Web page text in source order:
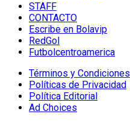
STAFF
CONTACTO
Escribe en Bolavip
RedGol
Futbolcentroamerica
Términos y Condiciones
Políticas de Privacidad
Política Editorial
Ad Choices